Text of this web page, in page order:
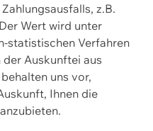
z.B.
Wert wird unter
statistischen Verfahren
Auskunftei aus
uns vor,
Ihnen die